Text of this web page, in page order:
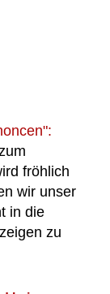
fröhlich
wir unser
in die
zu